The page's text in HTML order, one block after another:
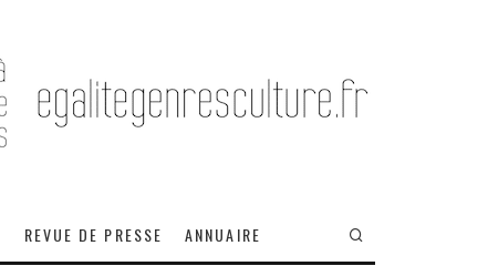
REVUE DE PRESSE ANNUAIRE